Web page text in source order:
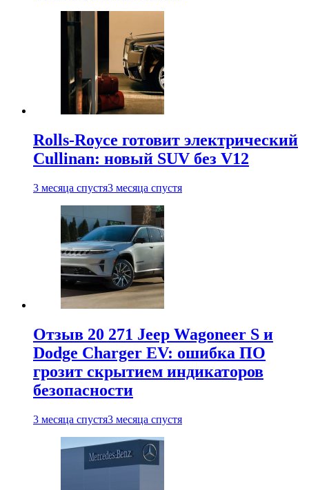
Rolls-Royce готовит электрический
Cullinan: новый SUV без V12
3 месяца спустя3 месяца спустя
Отзыв 20 271 Jeep Wagoneer S и
Dodge Charger EV: ошибка ПО
грозит скрытием индикаторов
безопасности
3 месяца спустя3 месяца спустя